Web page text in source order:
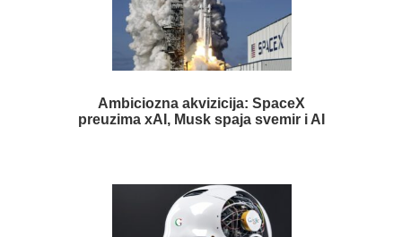
Ambiciozna akvizicija: SpaceX
preuzima xAI, Musk spaja svemir i AI